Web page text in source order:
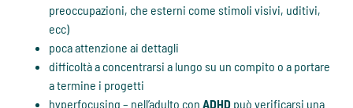
preoccupazioni, che esterni come stimoli visivi, uditivi,
ecc)
poca attenzione ai dettagli
difficoltà a concentrarsi a lungo su un compito o a portare
a termine i progetti
hyperfocusing – nell’adulto conADHD può verificarsi una